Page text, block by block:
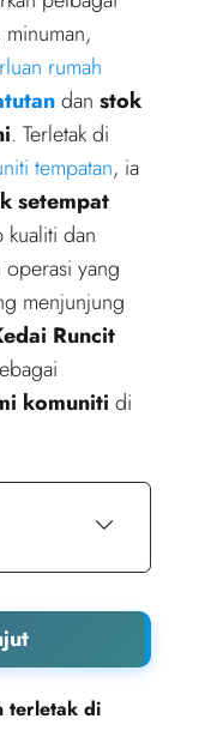
rumah
dan stok
. Terletak di
tempatan, ia
setempat
kualiti dan
yang
menjunjung
Runcit
komuniti di
terletak di